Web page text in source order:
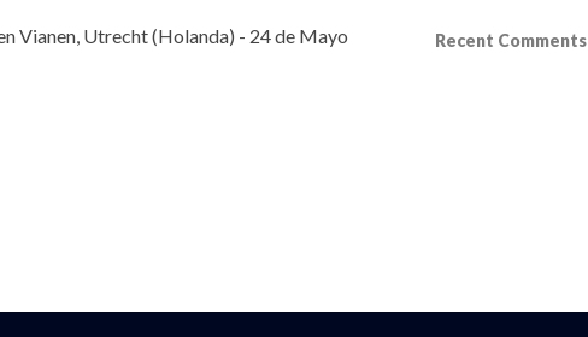
Vianen, Utrecht (Holanda) - 24 de Mayo
Recent Comments